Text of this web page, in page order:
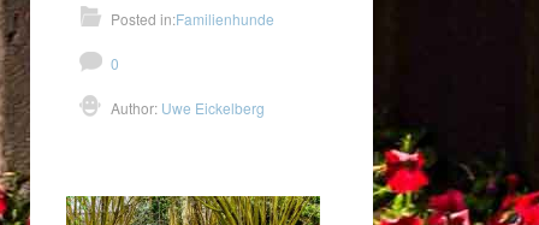
Posted in:Familienhunde
0
Author: Uwe Eickelberg